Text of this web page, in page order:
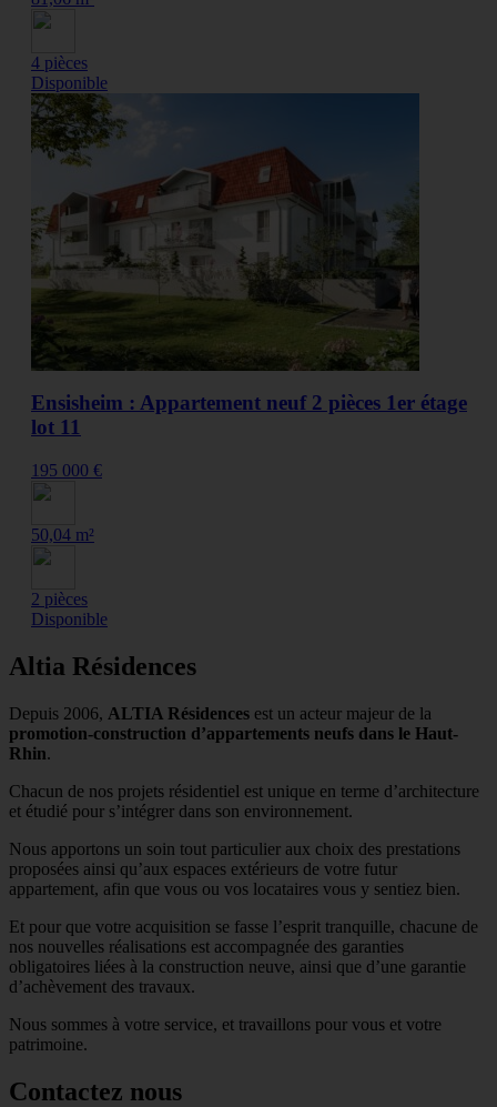
4 pièces
Disponible
Ensisheim : Appartement neuf 2 pièces 1er étage
lot 11
195 000 €
50,04 m²
2 pièces
Disponible
Altia Résidences
Depuis 2006, ALTIA Résidences est un acteur majeur de la
promotion-construction d’appartements neufs dans le Haut-
Rhin.
Chacun de nos projets résidentiel est unique en terme d’architecture
et étudié pour s’intégrer dans son environnement.
Nous apportons un soin tout particulier aux choix des prestations
proposées ainsi qu’aux espaces extérieurs de votre futur
appartement, afin que vous ou vos locataires vous y sentiez bien.
Et pour que votre acquisition se fasse l’esprit tranquille, chacune de
nos nouvelles réalisations est accompagnée des garanties
obligatoires liées à la construction neuve, ainsi que d’une garantie
d’achèvement des travaux.
Nous sommes à votre service, et travaillons pour vous et votre
patrimoine.
Contactez nous